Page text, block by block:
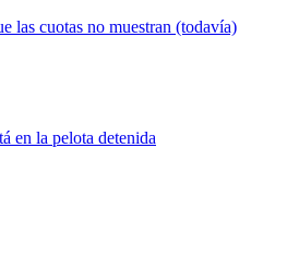
las cuotas no muestran (todavía)
en la pelota detenida